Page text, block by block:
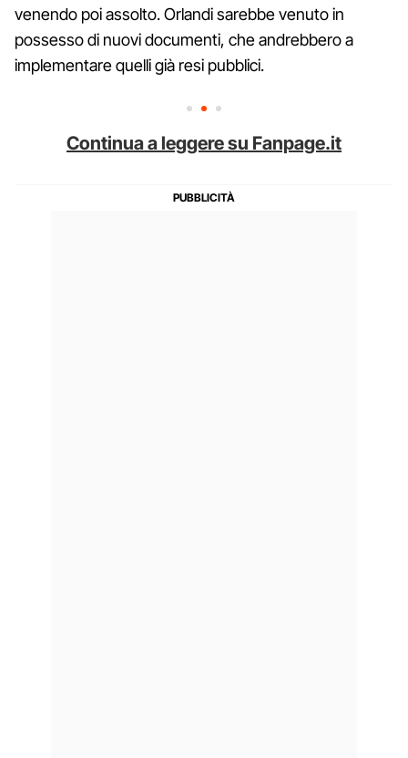
venendo poi assolto. Orlandi sarebbe venuto in
possesso di nuovi documenti, che andrebbero a
implementare quelli già resi pubblici.
Continua a leggere su Fanpage.it